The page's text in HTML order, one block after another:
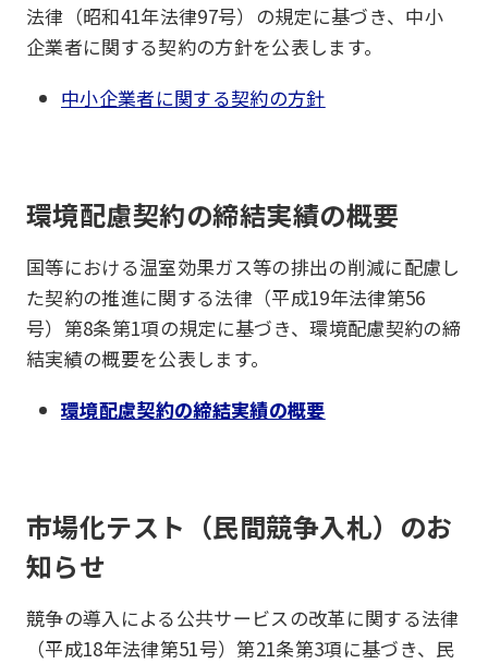
法律（昭和41年法律97号）の規定に基づき、中小
企業者に関する契約の方針を公表します。
中小企業者に関する契約の方針
環境配慮契約の締結実績の概要
国等における温室効果ガス等の排出の削減に配慮し
た契約の推進に関する法律（平成19年法律第56
号）第8条第1項の規定に基づき、環境配慮契約の締
結実績の概要を公表します。
環境配慮契約の締結実績の概要
市場化テスト（民間競争入札）のお
知らせ
競争の導入による公共サービスの改革に関する法律
（平成18年法律第51号）第21条第3項に基づき、民